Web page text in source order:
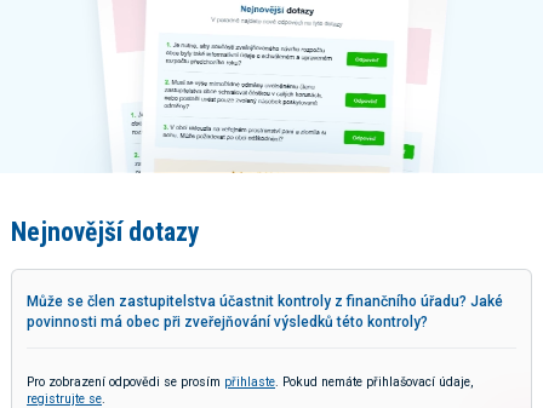
Nejnovější dotazy
Může se člen zastupitelstva účastnit kontroly z finančního úřadu? Jaké
povinnosti má obec při zveřejňování výsledků této kontroly?
Pro zobrazení odpovědi se prosím přihlaste . Pokud nemáte přihlašovací údaje,
registrujte se